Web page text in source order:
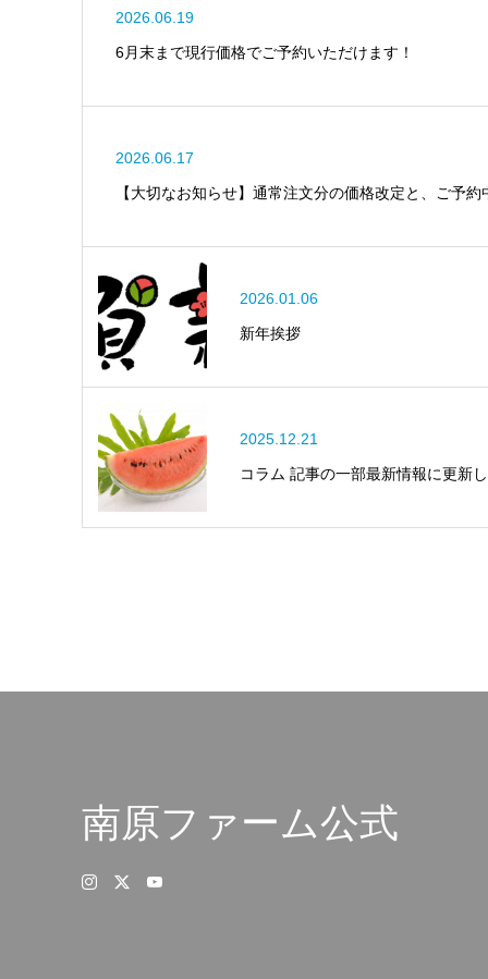
2026.06.19
6月末まで現行価格でご予約いただけます！
2026.06.17
【大切なお知らせ】通常注文分の価格改定と、ご予
2026.01.06
新年挨拶
2025.12.21
コラム 記事の一部最新情報に更新
南原ファーム公式